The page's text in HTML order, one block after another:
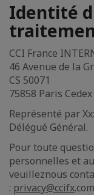
Identité
CCI France
46 Avenue de la
CS 50071
75858 Paris
Représenté par
Délégué Général.
Pour toute
personnelles et
veuilleznous
: privacy@ccifx.com